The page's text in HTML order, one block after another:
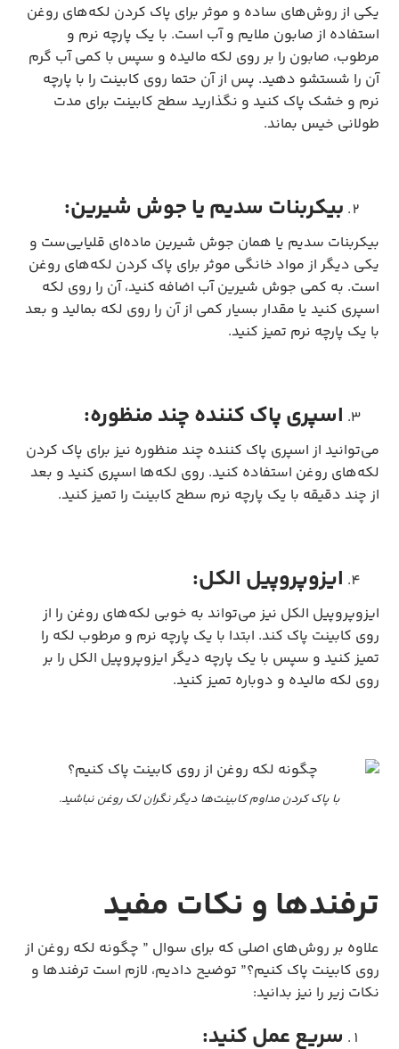
یکی از روش‌های ساده و موثر برای پاک کردن لکه‌های روغن
استفاده از صابون ملایم و آب است. با یک پارچه نرم و
مرطوب، صابون را بر روی لکه مالیده و سپس با کمی آب گرم
آن را شستشو دهید. پس از آن حتما روی کابینت را با پارچه
نرم و خشک پاک کنید و نگذارید سطح کابینت برای مدت
طولانی خیس بماند.
بیکربنات سدیم یا جوش شیرین:
بیکربنات سدیم یا همان جوش شیرین ماده‌ای قلیایی‌ست و
یکی دیگر از مواد خانگی موثر برای پاک کردن لکه‌های روغن
است. به کمی جوش شیرین آب اضافه کنید، آن را روی لکه
اسپری کنید یا مقدار بسیار کمی از آن را روی لکه بمالید و بعد
با یک پارچه نرم تمیز کنید.
اسپری پاک کننده چند منظوره:
می‌توانید از اسپری پاک کننده چند منظوره نیز برای پاک کردن
لکه‌های روغن استفاده کنید. روی لکه‌ها اسپری کنید و بعد
از چند دقیقه با یک پارچه نرم سطح کابینت را تمیز کنید.
ایزوپروپیل الکل:
ایزوپروپیل الکل نیز می‌تواند به خوبی لکه‌های روغن را از
روی کابینت پاک کند. ابتدا با یک پارچه نرم و مرطوب لکه را
تمیز کنید و سپس با یک پارچه دیگر ایزوپروپیل الکل را بر
روی لکه مالیده و دوباره تمیز کنید.
با پاک کردن مداوم کابینت‌ها دیگر نگران لک روغن نباشید.
ترفندها و نکات مفید
علاوه بر روش‌های اصلی که برای سوال ” چگونه لکه روغن از
روی کابینت پاک کنیم؟” توضیح دادیم، لازم است ترفندها و
نکات زیر را نیز بدانید:
سریع عمل کنید: